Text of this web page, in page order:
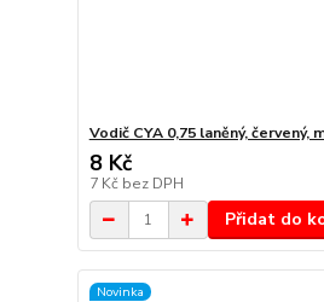
Vodič CYA 0,75 laněný, červený,
8 Kč
7 Kč bez DPH
Přidat do
Novinka